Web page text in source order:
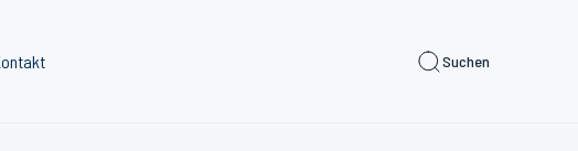
Suchen